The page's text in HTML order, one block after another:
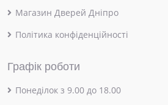
Магазин Дверей Дніпро
Політика конфіденційності
Графік роботи
Понеділок з 9.00 до 18.00